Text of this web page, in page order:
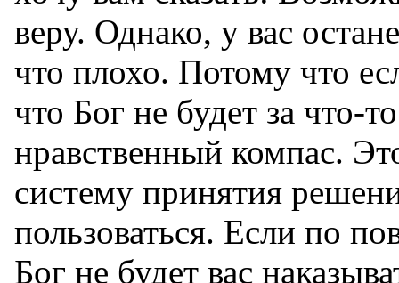
веру. Однако, у вас
что плохо. Потому что
что Бог не будет за что-
нравственный компас.
систему принятия
пользоваться. Если по
Бог не будет вас